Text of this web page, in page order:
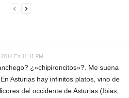
En 11:11 PM
¿»chipironcitos»?. Me suena
Asturias hay infinitos platos, vino de
del occidente de Asturias (Ibias,